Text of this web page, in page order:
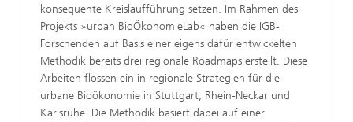
konsequente Kreislaufführung setzen. Im Rahmen des
Projekts »urban BioÖkonomieLab« haben die IGB-
Forschenden auf Basis einer eigens dafür entwickelten
Methodik bereits drei regionale Roadmaps erstellt. Diese
Arbeiten flossen ein in regionale Strategien für die
urbane Bioökonomie in Stuttgart, Rhein-Neckar und
Karlsruhe. Die Methodik basiert dabei auf einer